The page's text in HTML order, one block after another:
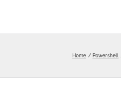
Home Powershell